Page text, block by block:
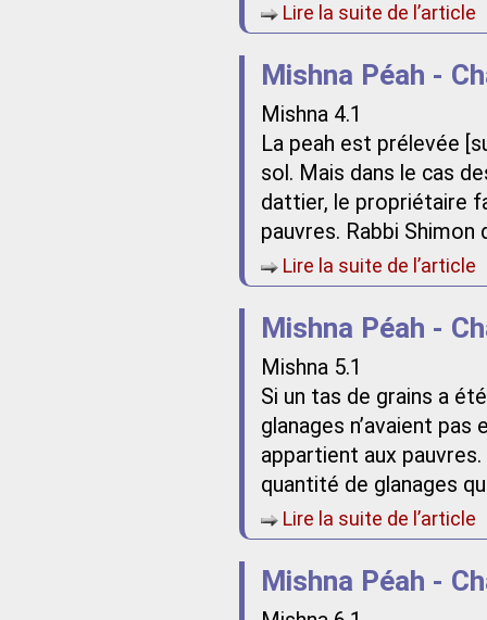
Lire la suite de l’article
Mishna Péah -
Mishna 4.1
La peah est prélevée
sol. Mais dans le cas
dattier, le propriétaire
pauvres. Rabbi
Lire la suite de l’article
Mishna Péah -
Mishna 5.1
Si un tas de grains a
glanages n’avaient
appartient aux
quantité de glanages
Lire la suite de l’article
Mishna Péah -